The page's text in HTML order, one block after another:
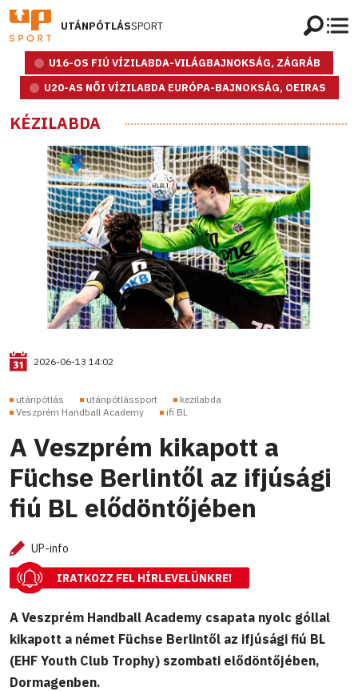
UTÁNPÓTLÁSSPORT
U16-OS FIÚ VÍZILABDA-VILÁGBAJNOKSÁG, ZÁGRÁB
U20-AS NŐI VÍZILABDA EURÓPA-BAJNOKSÁG, OEIRAS
KÉZILABDA
2026-06-13 14:02
utánpótlás utánpótlássport
kezilabda
Veszprém Handball Academy
ifi BL
A Veszprém kikapott a
Füchse Berlintől az ifjúsági
fiú BL elődöntőjében
UP-info
IRATKOZZ FEL HÍRLEVELÜNKRE!
A Veszprém Handball Academy csapata nyolc góllal
kikapott a német Füchse Berlintől az ifjúsági fiú BL
(EHF Youth Club Trophy) szombati elődöntőjében,
Dormagenben.